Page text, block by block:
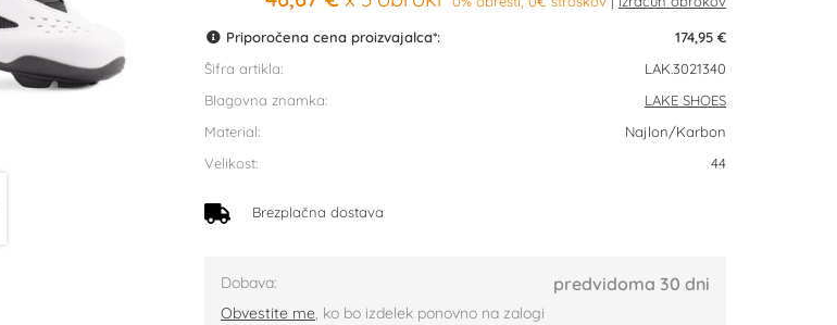
Priporočena cena proizvajalca*:
174,95 €
Šifra artikla:
LAK.3021340
Blagovna znamka:
LAKE SHOES
Material:
Najlon/Karbon
Velikost:
44
Brezplačna dostava
Dobava: predvidoma 30 dni
Obvestite me, ko bo izdelek ponovno na zalogi